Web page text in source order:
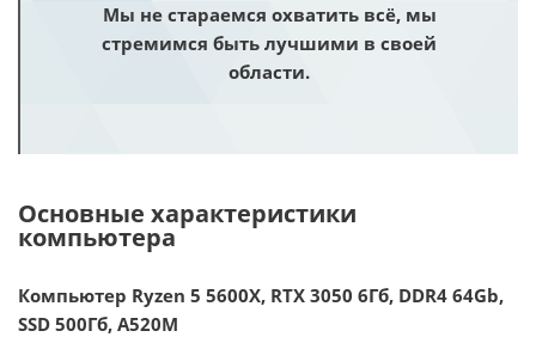
Мы не стараемся охватить всё, мы
стремимся быть лучшими в своей
области.
Основные характеристики
компьютера
Компьютер Ryzen 5 5600X, RTX 3050 6Гб, DDR4 64Gb,
SSD 500Гб, A520M